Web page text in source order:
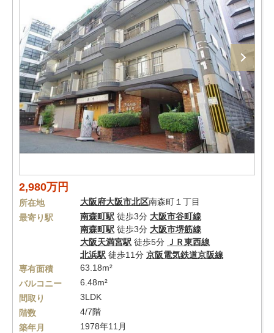
2,980万円
所在地 大阪府大阪市北区南森町１丁目
最寄り駅
南森町駅 徒歩3分 大阪市谷町線
南森町駅 徒歩3分 大阪市堺筋線
大阪天満宮駅 徒歩5分 ＪＲ東西線
北浜駅 徒歩11分 京阪電気鉄道京阪線
専有面積
63.18m²
バルコニー
6.48m²
間取り
3LDK
階数
4/7階
築年月
1978年11月